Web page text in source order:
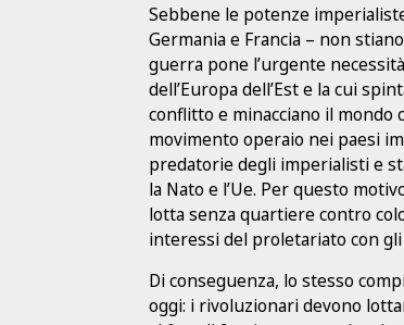
Sebbene le potenze
Germania e Francia – non
guerra pone l’urgente
dell’Europa dell’Est e la cui
conflitto e minacciano il mondo
movimento operaio nei paesi
predatorie degli imperialisti e
la Nato e l’Ue. Per questo
lotta senza quartiere contro
interessi del proletariato con
Di conseguenza, lo stesso
oggi: i rivoluzionari devono